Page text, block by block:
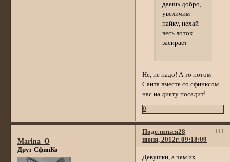
даешь добро,
увеличим
пайку, нехай
весь лоток
засирает
Не, не надо! А то потом
Санта вместе со сфинксом
нас на диету посадит!
0
Поделиться 111
28
июня, 2012г. 09:18:09
Marina_O
Друг СфинКо
Девушки, а чем их